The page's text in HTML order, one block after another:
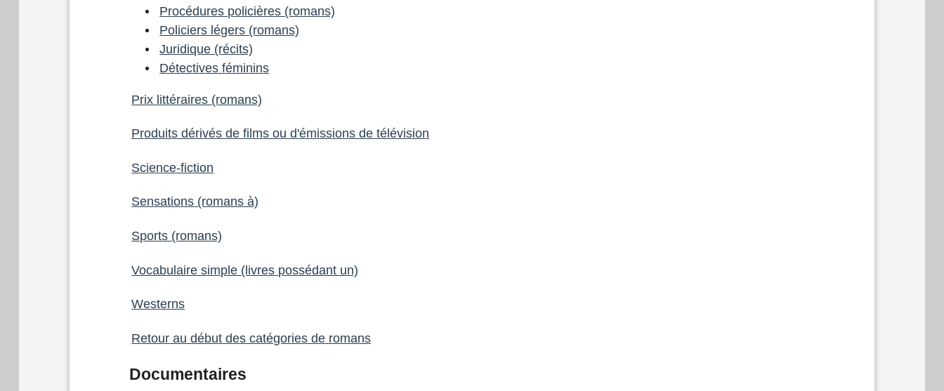
Procédures policières (romans)
Policiers légers (romans)
Juridique (récits)
Détectives féminins
Prix littéraires (romans)
Produits dérivés de films ou d'émissions de télévision
Science-fiction
Sensations (romans à)
Sports (romans)
Vocabulaire simple (livres possédant un)
Westerns
Retour au début des catégories de romans
Documentaires